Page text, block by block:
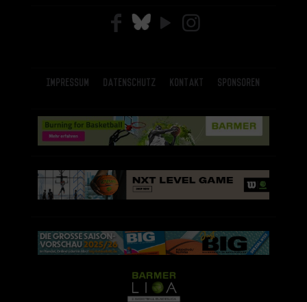
Impressum Datenschutz Kontakt Sponsoren